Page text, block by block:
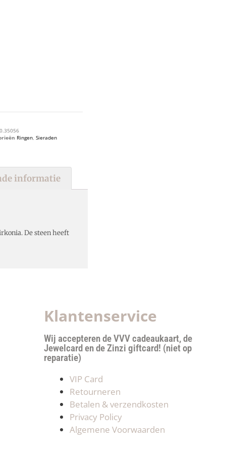
Ringen, Sieraden
informatie
De steen heeft
Klantenservice
Wij accepteren de VVV cadeaukaart, de
Jewelcard en de Zinzi giftcard! (niet op
reparatie)
VIP Card
Retourneren
Betalen & verzendkosten
Privacy Policy
Algemene Voorwaarden